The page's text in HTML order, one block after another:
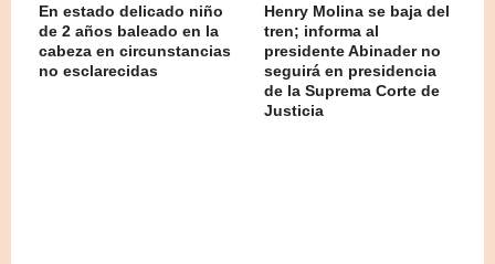
En estado delicado niño
de 2 años baleado en la
cabeza en circunstancias
no esclarecidas
Henry Molina se baja del
tren; informa al
presidente Abinader no
seguirá en presidencia
de la Suprema Corte de
Justicia